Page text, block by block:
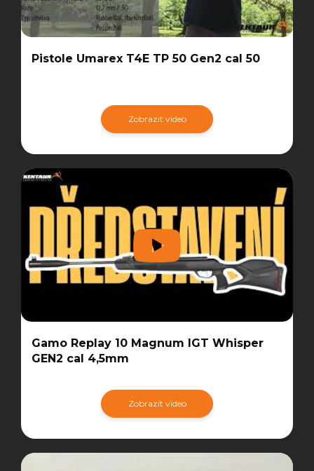
Pistole Umarex T4E TP 50 Gen2 cal 50
Zobrazit video
Gamo Replay 10 Magnum IGT Whisper
GEN2 cal 4,5mm
Zobrazit video